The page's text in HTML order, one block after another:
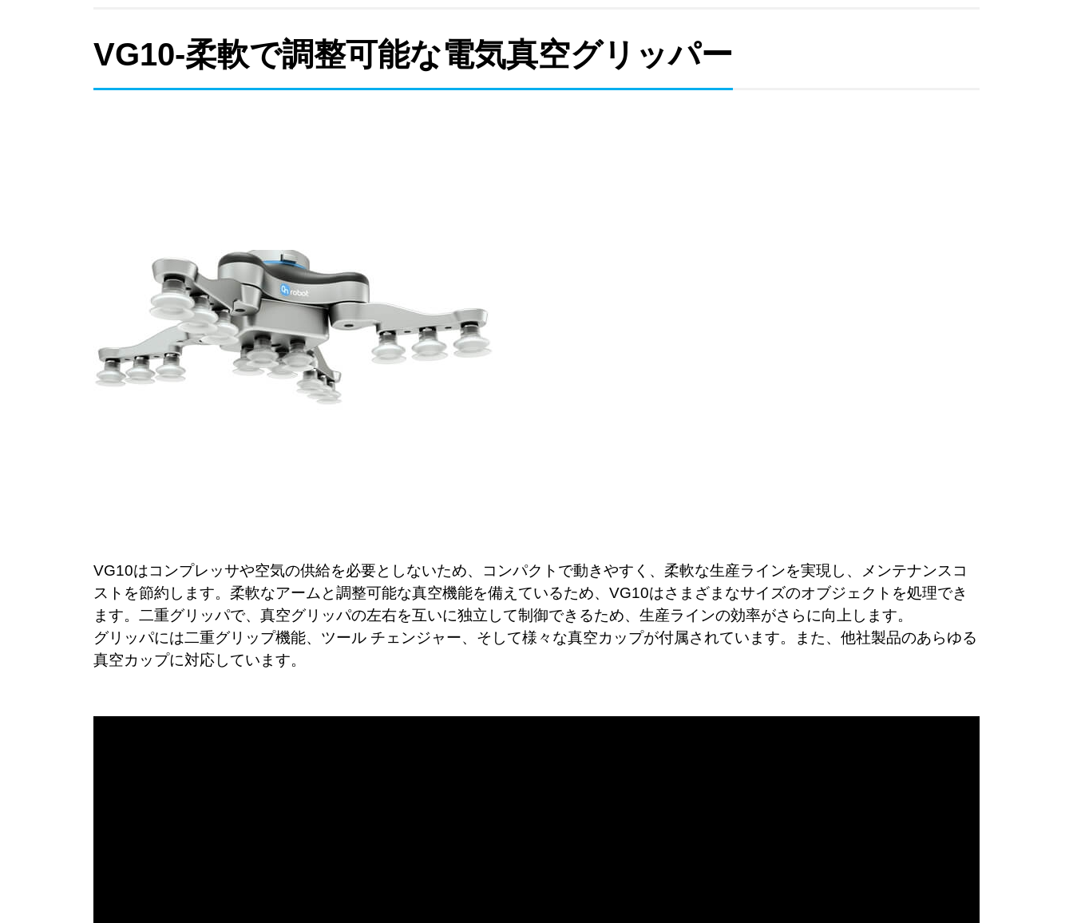
VG10-柔軟で調整可能な電気真空グリッパー
VG10はコンプレッサや空気の供給を必要としないため、コンパクトで動きやすく、柔軟な生産ラインを実現し 、メンテナンスコ
ストを節約します。柔軟なアームと調整可能な真空機能を備えているため、VG10はさまざまなサイズのオブジェクトを処理でき
ます。二重グリッパで、真空グリッパの左右を互いに独立して制御できるため、生産ラインの効率がさらに向上します。
グリッパには二重グリップ機能、ツール チェンジャー、そして様々な真空カップが付属されています。また、他社製品のあらゆる
真空カップに対応しています。